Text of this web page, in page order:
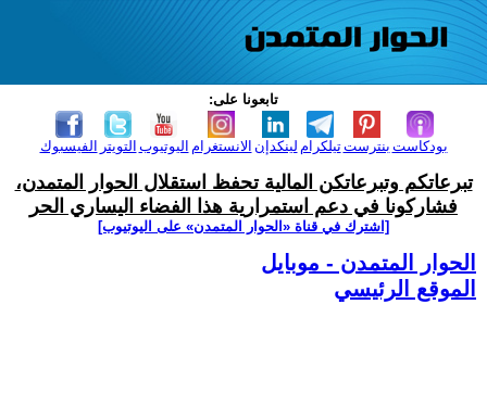
تابعونا على:
الفيسبوك التويتر اليوتيوب الانستغرام لينكدإن تيلكرامبنترست بودكاست
تبرعاتكم وتبرعاتكن المالية تحفظ استقلال الحوار المتمدن،
فشاركونا في دعم استمرارية هذا الفضاء اليساري الحر
[اشترك في قناة ‫«الحوار المتمدن» على اليوتيوب]
الحوار المتمدن - موبايل
الموقع الرئيسي